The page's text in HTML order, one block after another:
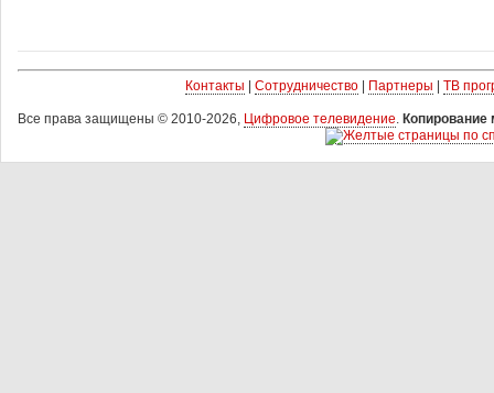
Контакты Сотрудничество| Партнеры ТВ
Все права защищены © 2010-2026, Цифровое телевидение. Копирование